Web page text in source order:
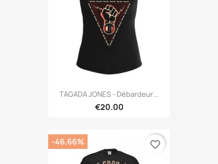
TAGADA JONES - Débardeur...
€20.00
-46.66% favorite_border